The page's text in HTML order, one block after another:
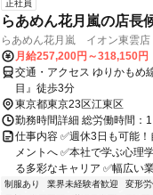
正社員
らあめん花月嵐の店長
らあめん花月嵐 イオン東雲店
月給257,200円～318,150円
交通・アクセス ゆりかもめ
目』徒歩3分
東京都東京23区江東区
勤務時間詳細 総労働時間：
仕事内容 ✅週休3日も可能
メントへ ✅本社で学ぶ心理
る多彩なキャリア ✅幅広い
制服あり 業界未経験者歓迎 変形